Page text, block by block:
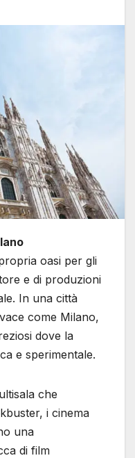
oasi per gli
e di produzioni
In una città
come Milano,
dove la
e sperimentale.
che
i cinema
una
di film